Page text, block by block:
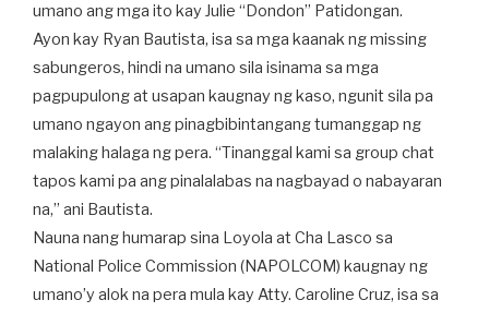
umano ang mga ito kay Julie “Dondon” Patidongan.
Ayon kay Ryan Bautista, isa sa mga kaanak ng missing
sabungeros, hindi na umano sila isinama sa mga
pagpupulong at usapan kaugnay ng kaso, ngunit sila pa
umano ngayon ang pinagbibintangang tumanggap ng
malaking halaga ng pera. “Tinanggal kami sa group chat
tapos kami pa ang pinalalabas na nagbayad o nabayaran
na,” ani Bautista.
Nauna nang humarap sina Loyola at Cha Lasco sa
National Police Commission (NAPOLCOM) kaugnay ng
umano’y alok na pera mula kay Atty. Caroline Cruz, isa sa